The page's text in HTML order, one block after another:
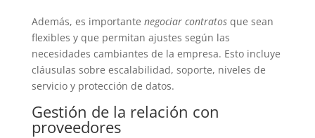
Además, es importante negociar contratosque sean
flexibles y que permitan ajustes según las
necesidades cambiantes de la empresa. Esto incluye
cláusulas sobre escalabilidad, soporte, niveles de
servicio y protección de datos.
Gestión de la relación con
proveedores